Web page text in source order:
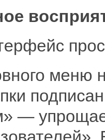
меню
—